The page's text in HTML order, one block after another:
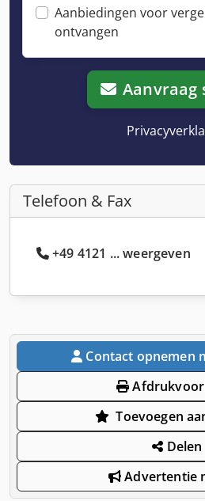
Aanbiedingen voor
ontvangen
Aanvraag
Telefoon & Fax
+49 4121 ... weergeven
Contact opnemen
Toevoegen
Delen
Advertentie